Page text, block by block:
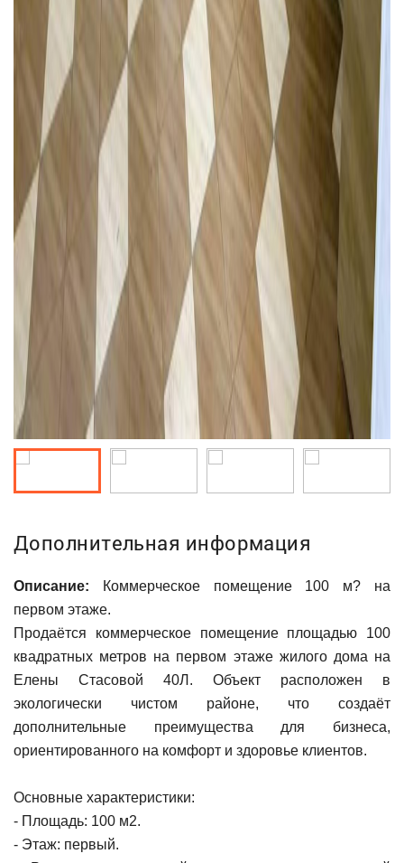
Дополнительная информация
Описание: Коммерческое помещение 100 м? на
первом этаже.
Продаётся коммерческое помещение площадью 100
квадратных метров на первом этаже жилого дома на
Елены Стасовой 40Л. Объект расположен в
экологически чистом районе, что создаёт
дополнительные преимущества для бизнеса,
ориентированного на комфорт и здоровье клиентов.
Основные характеристики:
- Площадь: 100 м2.
- Этаж: первый.